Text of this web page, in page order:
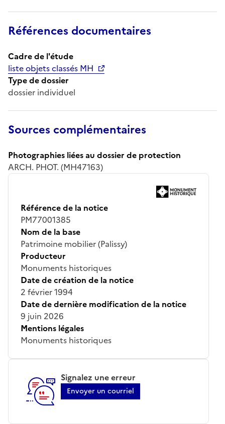
Références documentaires
Cadre de l'étude
liste objets classés MH
Type de dossier
dossier individuel
Sources complémentaires
Photographies liées au dossier de protection
ARCH. PHOT. (MH47163)
Référence de la notice
PM77001385
Nom de la base
Patrimoine mobilier (Palissy)
Producteur
Monuments historiques
Date de création de la notice
2 février 1994
Date de dernière modification de la notice
9 juin 2026
Mentions légales
Monuments historiques
Signalez une erreur
Envoyer un courriel